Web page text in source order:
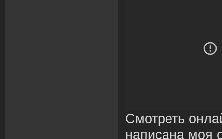
Смотреть
написана моя